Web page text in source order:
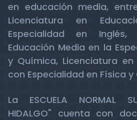
en educación media,
Licenciatura en
Especialidad en Inglés,
Educación Media en la
y Química, Licenciatura en
con Especialidad en Física
La ESCUELA NORMAL
HIDALGO" cuenta con